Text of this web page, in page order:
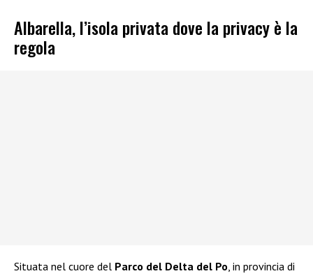
Albarella, l’isola privata dove la privacy è la
regola
Situata nel cuore del Parco del Delta del Po , in provincia di